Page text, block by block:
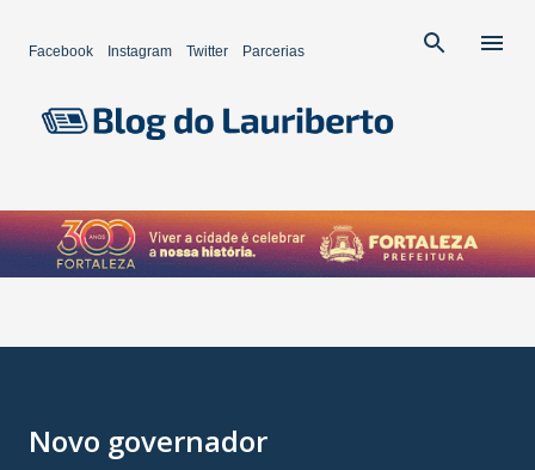
Facebook Instagram Twitter Parcerias
Novo governador